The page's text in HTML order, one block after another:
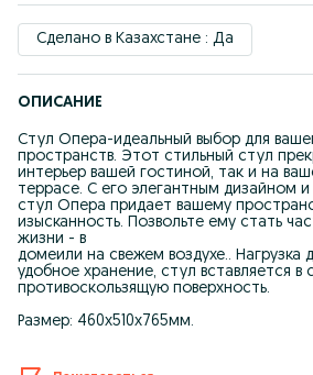
Сделано в Казахстане : Да
ОПИСАНИЕ
Стул Опера-идеальный выбор для
пространств. Этот стильный стул
интерьер вашей гостиной, так и на
террасе. С его элегантным дизайном
стул Опера придает вашему
изысканность. Позвольте ему стать
жизни - в
домеили на свежем воздухе.. Нагрузка
удобное хранение, стул вставляется
противоскользящую поверхность.
Размер: 460х510х765мм.